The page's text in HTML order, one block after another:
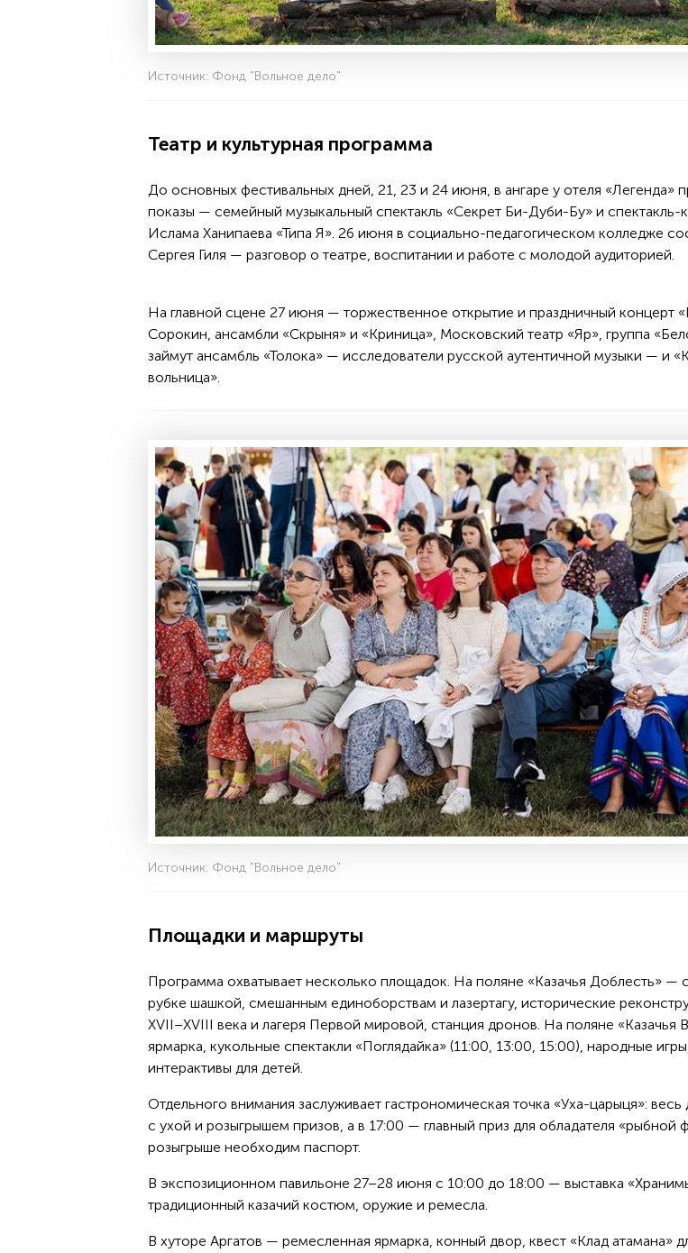
Источник: Фонд "Вольное дело"
Театр и культурная программа
До основных фестивальных дней, 21, 23 и 24 июня, в ангаре у отеля «Легенда»
показы — семейный музыкальный спектакль «Секрет Би-Дуби-Бу» и спектакль-
Ислама Ханипаева «Типа Я». 26 июня в социально-педагогическом колледже
Сергея Гиля — разговор о театре, воспитании и работе с молодой аудиторией.
На главной сцене 27 июня — торжественное открытие и праздничный концерт
Сорокин, ансамбли «Скрыня» и «Криница», Московский театр «Яр», группа
займут ансамбль «Толока» — исследователи русской аутентичной музыки — и
вольница».
Источник: Фонд "Вольное дело"
Площадки и маршруты
Программа охватывает несколько площадок. На поляне «Казачья Доблесть» —
рубке шашкой, смешанным единоборствам и лазертагу, исторические
XVII–XVIII века и лагеря Первой мировой, станция дронов. На поляне «Казачья
ярмарка, кукольные спектакли «Поглядайка» (11:00, 13:00, 15:00), народные
интерактивы для детей.
Отдельного внимания заслуживает гастрономическая точка «Уха-царыця»:
с ухой и розыгрышем призов, а в 17:00 — главный приз для обладателя «рыбной
розыгрыше необходим паспорт.
В экспозиционном павильоне 27–28 июня с 10:00 до 18:00 — выставка
традиционный казачий костюм, оружие и ремесла.
В хуторе Аргатов — ремесленная ярмарка, конный двор, квест «Клад атамана»